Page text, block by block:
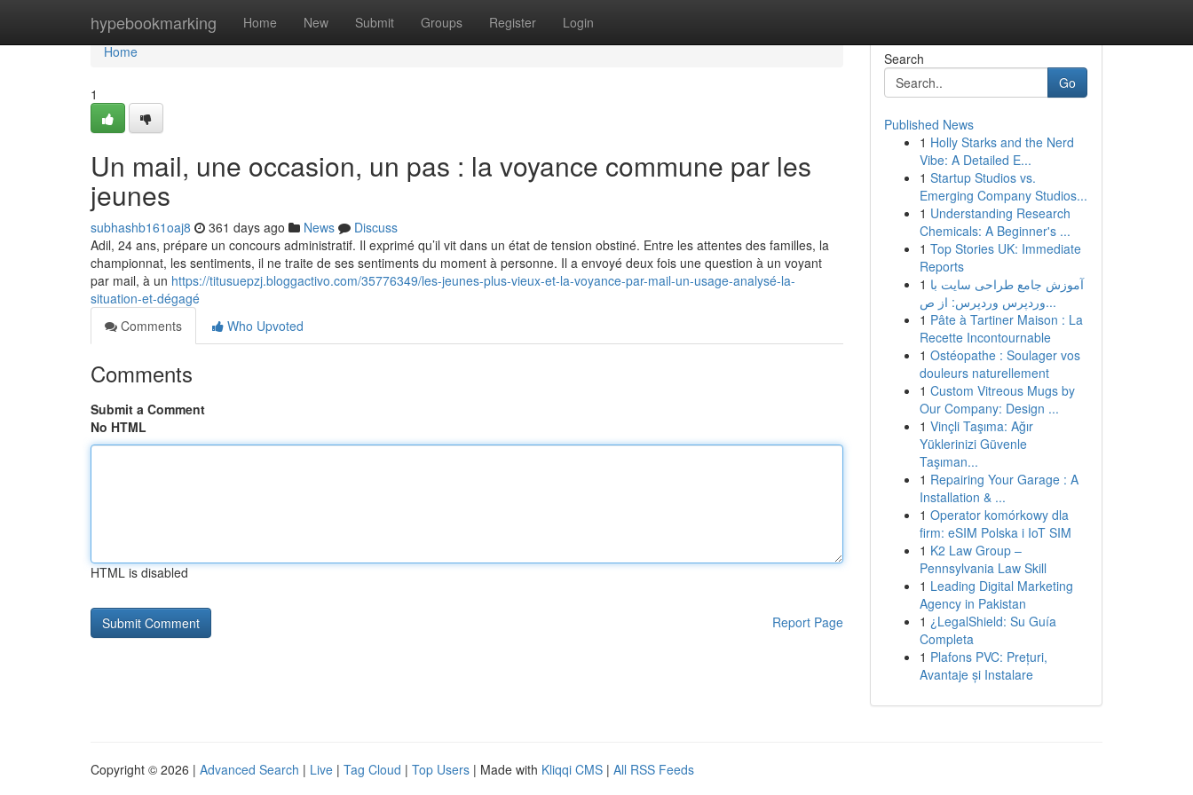
hypebookmarking Home New Submit Groups Register Login
Home
Home
1
Un mail, une occasion, un pas : la voyance commune par les
jeunes
subhashb161oaj8 361 days ago News
Discuss
Adil, 24 ans, prépare un concours administratif. Il exprimé qu’il vit dans un état de tension obstiné. Entre les attentes des familles, la
championnat, les sentiments, il ne traite de ses sentiments du moment à personne. Il a envoyé deux fois une question à un voyant
par mail, à un https://titusuepzj.bloggactivo.com/35776349/les-jeunes-plus-vieux-et-la-voyance-par-mail-un-usage-analysé-la-
situation-et-dégagé
Comments
Who Upvoted
Comments
Submit a Comment
No HTML
HTML is disabled
Report Page
Search
Go
Published News
1 Holly Starks and the Nerd
Vibe: A Detailed E...
1 Startup Studios vs.
Emerging Company Studios...
1 Understanding Research
Chemicals: A Beginner's ...
1 Top Stories UK: Immediate
Reports
1 آموزش جامع طراحی سایت با
وردپرس وردپرس: از ص...
1 Pâte à Tartiner Maison : La
Recette Incontournable
1 Ostéopathe : Soulager vos
douleurs naturellement
1 Custom Vitreous Mugs by
Our Company: Design ...
1 Vinçli Taşıma: Ağır
Yüklerinizi Güvenle
Taşıman...
1 Repairing Your Garage : A
Installation & ...
1 Operator komórkowy dla
firm: eSIM Polska i IoT SIM
1 K2 Law Group –
Pennsylvania Law Skill
1 Leading Digital Marketing
Agency in Pakistan
1 ¿LegalShield: Su Guía
Completa
1 Plafons PVC: Prețuri,
Avantaje și Instalare
Copyright © 2026 | Advanced Search | Live | Tag Cloud | Top Users | Made with Kliqqi CMS | All RSS Feeds